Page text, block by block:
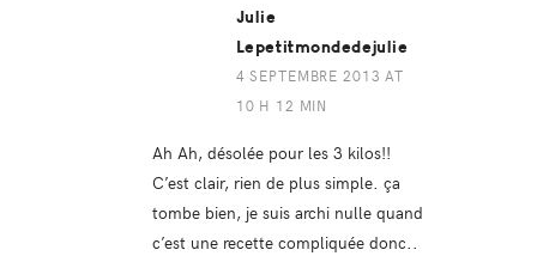
Julie
Lepetitmondedejulie
4 SEPTEMBRE 2013 AT
10 H 12 MIN
Ah Ah, désolée pour les 3 kilos!!
C’est clair, rien de plus simple. ça
tombe bien, je suis archi nulle quand
c’est une recette compliquée donc..